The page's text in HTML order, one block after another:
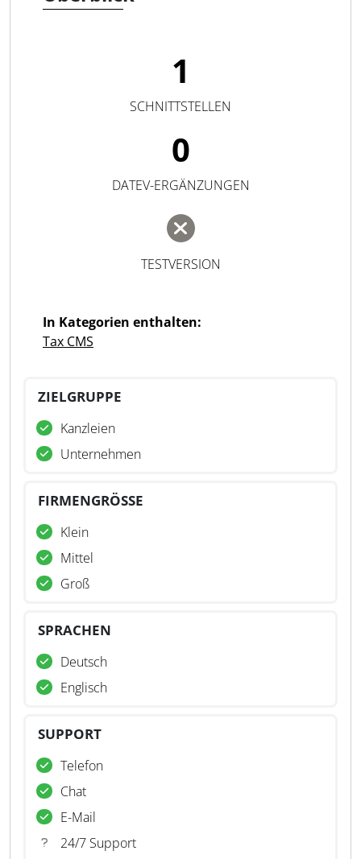
1
SCHNITTSTELLEN
0
DATEV-ERGÄNZUNGEN
TESTVERSION
In Kategorien enthalten:
Tax CMS
ZIELGRUPPE
Kanzleien
Unternehmen
FIRMENGRÖSSE
Klein
Mittel
Groß
SPRACHEN
Deutsch
Englisch
SUPPORT
Telefon
Chat
E-Mail
24/7 Support